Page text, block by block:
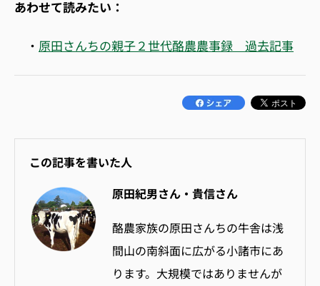
あわせて読みたい：
・ 原田さんちの親子２世代酪農農事録 過去記事
この記事を書いた人
原田紀男さん・貴信さん
酪農家族の原田さんちの牛舎は浅
間山の南斜面に広がる小諸市にあ
ります。大規模ではありませんが